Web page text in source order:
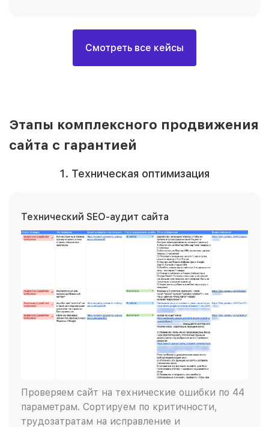
Смотреть все кейсы
Этапы комплексного продвижения
сайта с гарантией
1. Техническая оптимизация
Технический SEO-аудит сайта
Проверяем сайт на технические ошибки по 44
параметрам. Сортируем по критичности,
трудозатратам на исправление и